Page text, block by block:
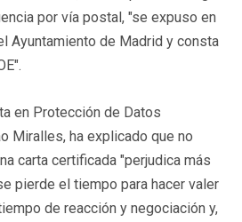
por vía postal, "se expuso en
Ayuntamiento de Madrid y consta
en Protección de Datos
Miralles, ha explicado que no
carta certificada "perjudica más
pierde el tiempo para hacer valer
de reacción y negociación y,